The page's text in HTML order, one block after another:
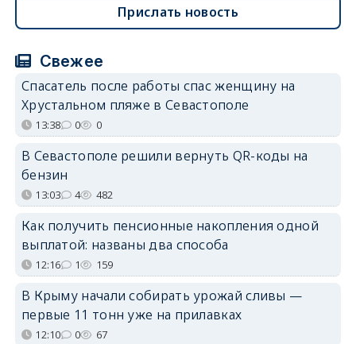
Прислать новость
Свежее
Спасатель после работы спас женщину на
Хрустальном пляже в Севастополе
13:38 0 0
В Севастополе решили вернуть QR-коды на
бензин
13:03 4 482
Как получить пенсионные накопления одной
выплатой: названы два способа
12:16 1 159
В Крыму начали собирать урожай сливы —
первые 11 тонн уже на прилавках
12:10 0 67